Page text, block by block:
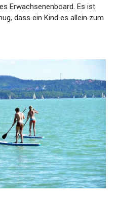
Erwachsenenboard. Es ist
dass ein Kind es allein zum